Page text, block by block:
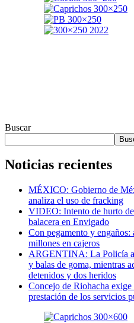
Buscar
Noticias recientes
MÉXICO: Gobierno de
analiza el uso de fracking
VIDEO: Intento de hurto
balacera en Envigado
Con pegamento y
millones en cajeros
ARGENTINA: La Policía
y balas de goma, mientras
detenidos y dos heridos
Concejo de Riohacha
prestación de los servicios